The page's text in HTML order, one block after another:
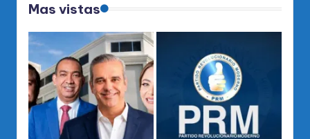
Mas vistas